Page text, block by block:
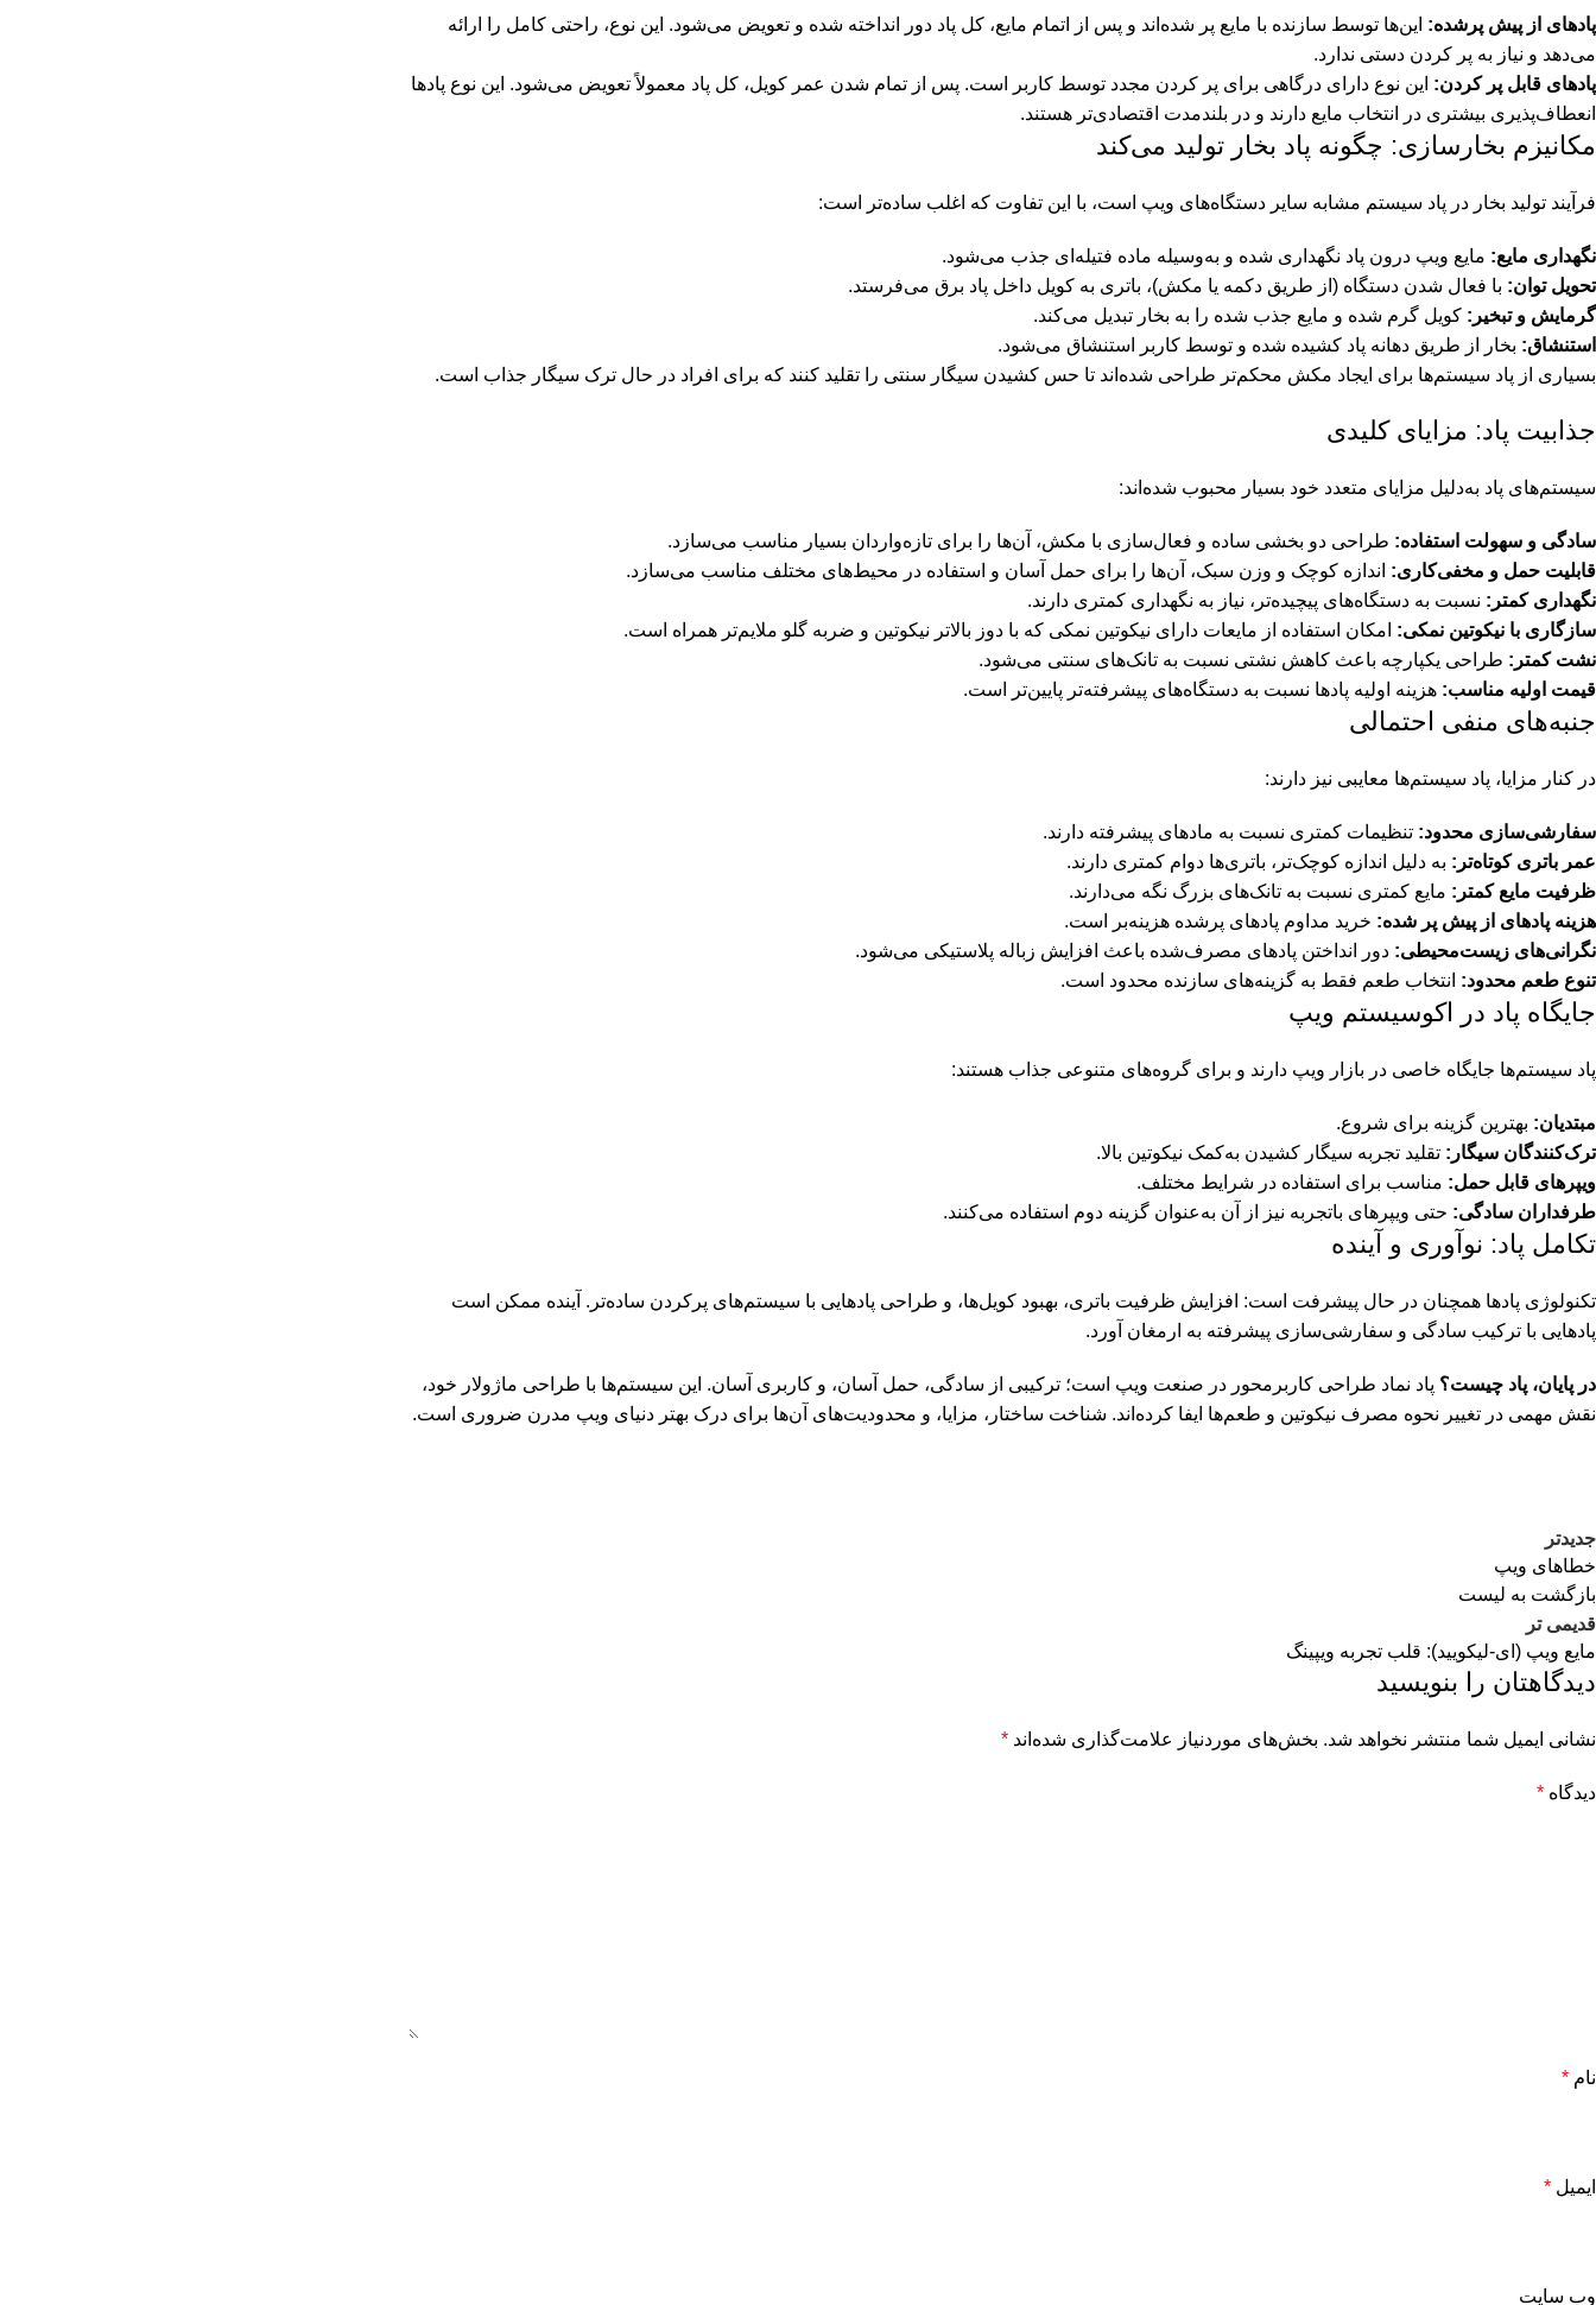
پادهای از پیش پرشده: این‌ها توسط سازنده با مایع پر شده‌اند و پس از اتمام مایع، کل پاد دور انداخته شده و تعویض می‌شود. این نوع، راحتی کامل را ارائه
می‌دهد و نیاز به پر کردن دستی ندارد.
پادهای قابل پر کردن: این نوع دارای درگاهی برای پر کردن مجدد توسط کاربر است. پس از تمام شدن عمر کویل، کل پاد معمولاً تعویض می‌شود. این نوع پادها
انعطاف‌پذیری بیشتری در انتخاب مایع دارند و در بلندمدت اقتصادی‌تر هستند.
مکانیزم بخارسازی: چگونه پاد بخار تولید می‌کند
فرآیند تولید بخار در پاد سیستم مشابه سایر دستگاه‌های ویپ است، با این تفاوت که اغلب ساده‌تر است:
نگهداری مایع: مایع ویپ درون پاد نگهداری شده و به‌وسیله ماده فتیله‌ای جذب می‌شود.
تحویل توان: با فعال شدن دستگاه (از طریق دکمه یا مکش)، باتری به کویل داخل پاد برق می‌فرستد.
گرمایش و تبخیر: کویل گرم شده و مایع جذب شده را به بخار تبدیل می‌کند.
استنشاق: بخار از طریق دهانه پاد کشیده شده و توسط کاربر استنشاق می‌شود.
بسیاری از پاد سیستم‌ها برای ایجاد مکش محکم‌تر طراحی شده‌اند تا حس کشیدن سیگار سنتی را تقلید کنند که برای افراد در حال ترک سیگار جذاب است.
جذابیت پاد: مزایای کلیدی
سیستم‌های پاد به‌دلیل مزایای متعدد خود بسیار محبوب شده‌اند:
سادگی و سهولت استفاده: طراحی دو بخشی ساده و فعال‌سازی با مکش، آن‌ها را برای تازه‌واردان بسیار مناسب می‌سازد.
قابلیت حمل و مخفی‌کاری: اندازه کوچک و وزن سبک، آن‌ها را برای حمل آسان و استفاده در محیط‌های مختلف مناسب می‌سازد.
نگهداری کمتر: نسبت به دستگاه‌های پیچیده‌تر، نیاز به نگهداری کمتری دارند.
سازگاری با نیکوتین نمکی: امکان استفاده از مایعات دارای نیکوتین نمکی که با دوز بالاتر نیکوتین و ضربه گلو ملایم‌تر همراه است.
نشت کمتر: طراحی یکپارچه باعث کاهش نشتی نسبت به تانک‌های سنتی می‌شود.
قیمت اولیه مناسب: هزینه اولیه پادها نسبت به دستگاه‌های پیشرفته‌تر پایین‌تر است.
جنبه‌های منفی احتمالی
در کنار مزایا، پاد سیستم‌ها معایبی نیز دارند:
سفارشی‌سازی محدود: تنظیمات کمتری نسبت به مادهای پیشرفته دارند.
عمر باتری کوتاه‌تر: به دلیل اندازه کوچک‌تر، باتری‌ها دوام کمتری دارند.
ظرفیت مایع کمتر: مایع کمتری نسبت به تانک‌های بزرگ نگه می‌دارند.
هزینه پادهای از پیش پر شده: خرید مداوم پادهای پرشده هزینه‌بر است.
نگرانی‌های زیست‌محیطی: دور انداختن پادهای مصرف‌شده باعث افزایش زباله پلاستیکی می‌شود.
تنوع طعم محدود: انتخاب طعم فقط به گزینه‌های سازنده محدود است.
جایگاه پاد در اکوسیستم ویپ
پاد سیستم‌ها جایگاه خاصی در بازار ویپ دارند و برای گروه‌های متنوعی جذاب هستند:
مبتدیان: بهترین گزینه برای شروع.
ترک‌کنندگان سیگار: تقلید تجربه سیگار کشیدن به‌کمک نیکوتین بالا.
ویپرهای قابل حمل: مناسب برای استفاده در شرایط مختلف.
طرفداران سادگی: حتی ویپرهای باتجربه نیز از آن به‌عنوان گزینه دوم استفاده می‌کنند.
تکامل پاد: نوآوری و آینده
تکنولوژی پادها همچنان در حال پیشرفت است: افزایش ظرفیت باتری، بهبود کویل‌ها، و طراحی پادهایی با سیستم‌های پرکردن ساده‌تر. آینده ممکن است
پادهایی با ترکیب سادگی و سفارشی‌سازی پیشرفته به ارمغان آورد.
در پایان، پاد چیست؟ پاد نماد طراحی کاربرمحور در صنعت ویپ است؛ ترکیبی از سادگی، حمل آسان، و کاربری آسان. این سیستم‌ها با طراحی ماژولار خود،
نقش مهمی در تغییر نحوه مصرف نیکوتین و طعم‌ها ایفا کرده‌اند. شناخت ساختار، مزایا، و محدودیت‌های آن‌ها برای درک بهتر دنیای ویپ مدرن ضروری است.
جدیدتر
خطاهای ویپ
بازگشت به لیست
قدیمی تر
مایع ویپ (ای-لیکویید): قلب تجربه ویپینگ
دیدگاهتان را بنویسید
نشانی ایمیل شما منتشر نخواهد شد. بخش‌های موردنیاز علامت‌گذاری شده‌اند *
دیدگاه *
نام *
ایمیل *
وب‌ سایت